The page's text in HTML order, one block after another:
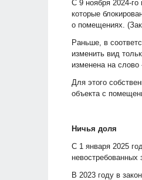
С 9 ноября 2024-го
которые
о помещениях.
Раньше, в
изменить вид
изменена на слово
Для этого
объекта с
Ничья доля
С 1 января 2025
В 2023 году в